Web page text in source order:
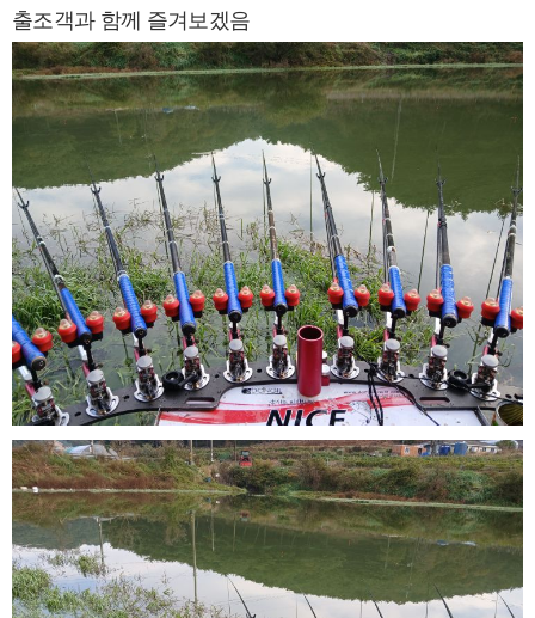
출조객과 함께 즐겨보겠음